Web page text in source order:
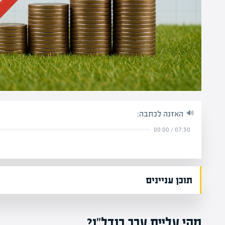
האזנה לכתבה:
07:30
/
00:00
תוכן עניינים